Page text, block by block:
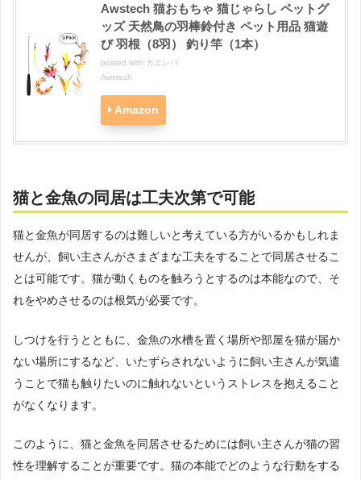
Awstech 猫おもちゃ 猫じゃらし ペットグ
ッズ 天然鳥の羽棒鈴付き ペット用品 猫遊
び 羽根（8羽） 釣り竿（1本）
posted with カエレバ
Awstech
Amazon
猫と金魚の同居は工夫次第で可能
猫と金魚が同居するのは難しいと考えている方がいるかもしれま
せんが、飼い主さんがさまざまな工夫をすることで同居させるこ
とは可能です。猫が動くものを触ろうとするのは本能なので、そ
れをやめさせるのは根気が必要です。
しつけを行うとともに、金魚の水槽を置く場所や部屋を猫が届か
ない場所にするなど、いたずらされないように飼い主さんが気遣
うことで猫も触りたいのに触れないというストレスを抱えること
がなくなります。
このように、猫と金魚を同居させるためには飼い主さんが猫の習
性を理解することが重要です。猫の本能でどのような行動をする